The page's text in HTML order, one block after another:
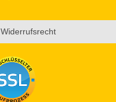
Widerrufsrecht